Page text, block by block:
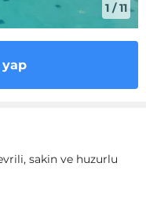
1 /11
yap
sakin ve huzurlu